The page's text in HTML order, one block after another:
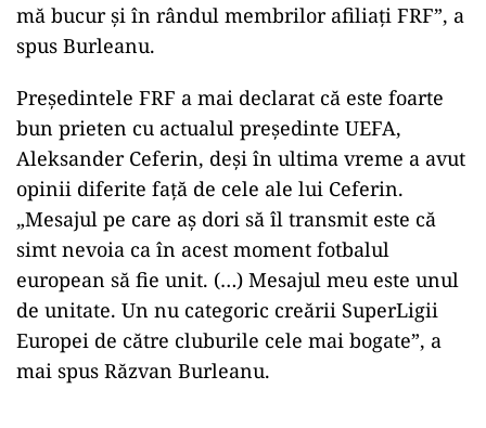
mă bucur şi în rândul membrilor afiliaţi FRF”, a
spus Burleanu.
Președintele FRF a mai declarat că este foarte
bun prieten cu actualul președinte UEFA,
Aleksander Ceferin, deși în ultima vreme a avut
opinii diferite față de cele ale lui Ceferin.
„Mesajul pe care aş dori să îl transmit este că
simt nevoia ca în acest moment fotbalul
european să fie unit. (…) Mesajul meu este unul
de unitate. Un nu categoric creării SuperLigii
Europei de către cluburile cele mai bogate”, a
mai spus Răzvan Burleanu.